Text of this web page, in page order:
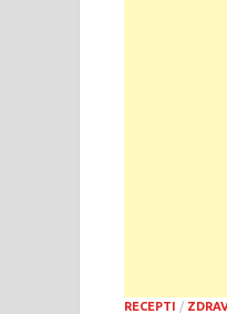
RECEPTI /